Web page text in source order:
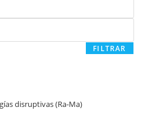
FILTRAR
disruptivas (Ra-Ma)